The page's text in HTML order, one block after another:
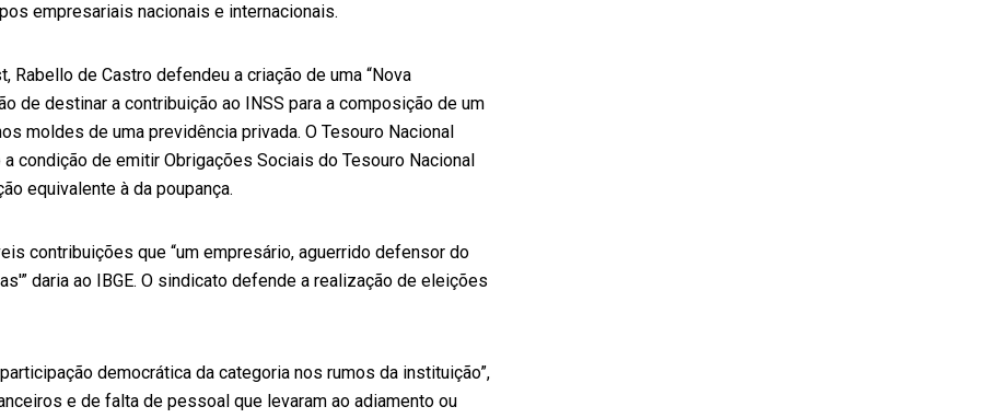
empresariais nacionais e internacionais.
Rabello de Castro defendeu a criação de uma “Nova
de destinar a contribuição ao INSS para a composição de um
moldes de uma previdência privada. O Tesouro Nacional
condição de emitir Obrigações Sociais do Tesouro Nacional
equivalente à da poupança.
contribuições que “um empresário, aguerrido defensor do
daria ao IBGE. O sindicato defende a realização de eleições
democrática da categoria nos rumos da instituição”,
e de falta de pessoal que levaram ao adiamento ou